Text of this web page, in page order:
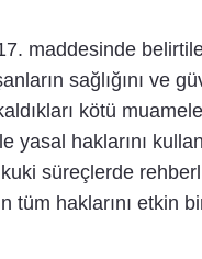
maddesinde
sağlığını ve
kötü
yasal haklarını
süreçlerde
tüm haklarını etkin